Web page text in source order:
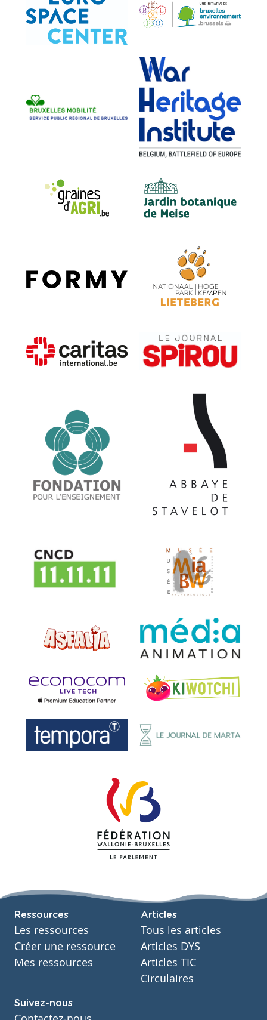
Ressources
Les ressources
Créer une ressource
Mes ressources
Articles
Tous les articles
Articles DYS
Articles TIC
Circulaires
Suivez-nous